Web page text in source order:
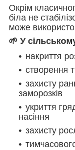
Окрім
біла не
може
🌱 У
накриття
створення
захисту
заморозків
укриття
насіння
захисту